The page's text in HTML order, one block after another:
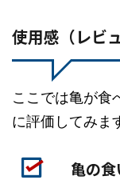
使用感（レビュ
ここでは亀が食
に評価してみま
亀の